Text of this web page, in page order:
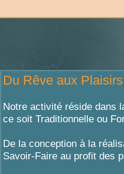
Du Rêve aux Plaisirs
Notre activité réside dans
ce soit Traditionnelle ou
De la conception à la
Savoir-Faire au profit des